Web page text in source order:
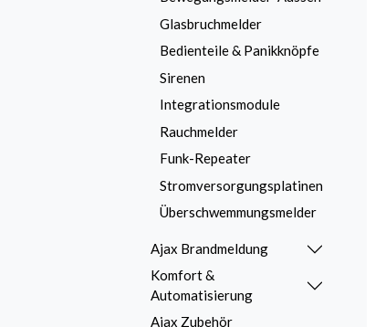
Glasbruchmelder
Bedienteile & Panikknöpfe
Sirenen
Integrationsmodule
Rauchmelder
Funk-Repeater
Stromversorgungsplatinen
Überschwemmungsmelder
Ajax Brandmeldung
Komfort &
Automatisierung
Ajax Zubehör